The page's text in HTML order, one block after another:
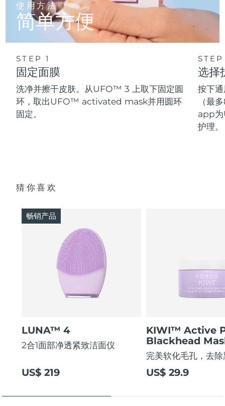
使用方法
简单方便
STEP 1
固定面膜
洗净并擦干皮肤。从UFO™ 3 上取下固定圆
环，取出UFO™ activated mask并用圆环
固定。
选择
按下
（最
app
护理。
猜你喜欢
LUNA™ 4
2合1面部净透紧致洁面仪
US$ 219
畅销产品
KIWI™ Active
Blackhead
完美软化毛孔，去
US$ 29.9